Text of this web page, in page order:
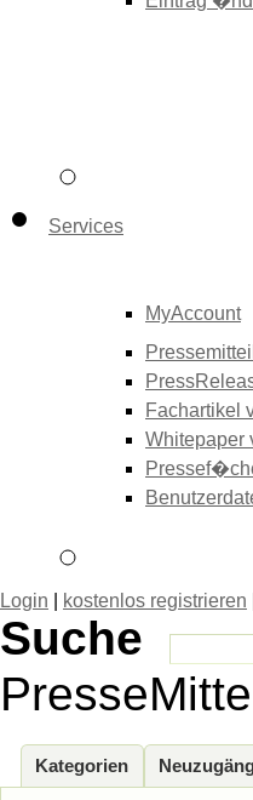
Services
MyAccount
Fachartikel
Whitepaper
Login kostenlos registrieren
Suche
Kategorien